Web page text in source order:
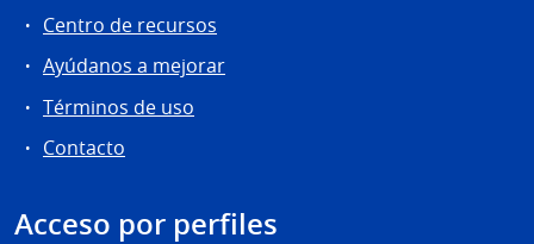
Centro de recursos
Ayúdanos a mejorar
Términos de uso
Contacto
Acceso por perfiles